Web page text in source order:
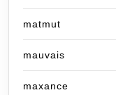
matmut
mauvais
maxance